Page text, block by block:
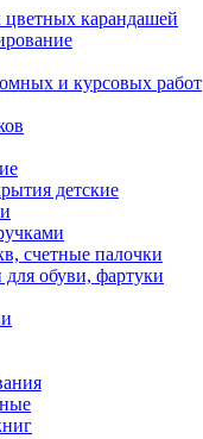
карандашей
и курсовых работ
детские
счетные палочки
обуви, фартуки